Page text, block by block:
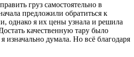
груз самостоятельно в
предложили обратиться к
однако я их цены узнала и решила
качественную тару было
изначально думала. Но всё благодаря